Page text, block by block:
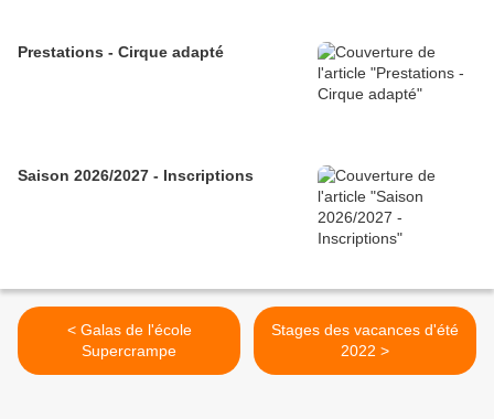
Prestations - Cirque adapté
Saison 2026/2027 - Inscriptions
< Galas de l'école
Supercrampe
Stages des vacances d'été
2022 >